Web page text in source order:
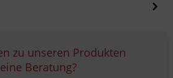
zu unseren Produkten
Beratung?